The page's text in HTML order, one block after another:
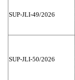
SUP-JLI-49/2026
SUP-JLI-50/2026